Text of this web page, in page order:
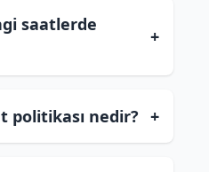
saatlerde
+
politikası nedir? +